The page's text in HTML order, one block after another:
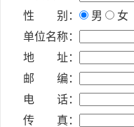
性 别：
男
女
单位名称：
地 址：
邮 编：
电 话：
传 真：